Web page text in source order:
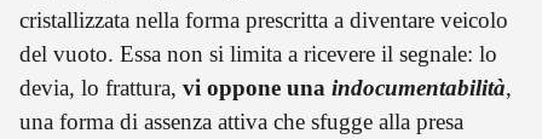
cristallizzata nella forma prescritta a diventare veicolo
del vuoto. Essa non si limita a ricevere il segnale: lo
devia, lo frattura, vi oppone una indocumentabilità,
una forma di assenza attiva che sfugge alla presa